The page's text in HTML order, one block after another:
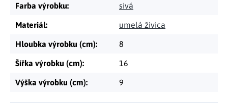
Farba výrobku: sivá
Materiál: umelá živica
Hloubka výrobku (cm): 8
Šířka výrobku (cm): 16
Výška výrobku (cm): 9